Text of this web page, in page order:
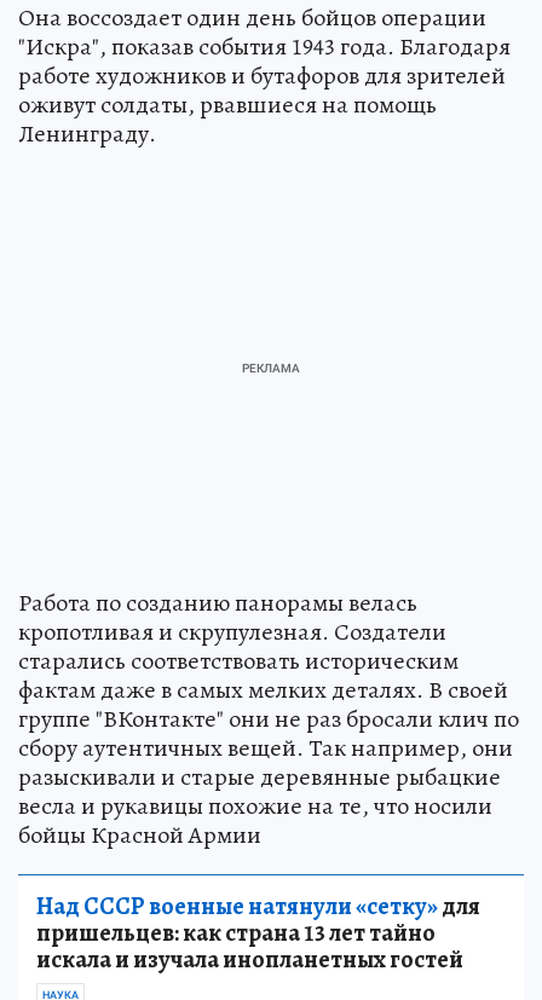
Она воссоздает один день бойцов операции
"Искра", показав события 1943 года. Благодаря
работе художников и бутафоров для зрителей
оживут солдаты, рвавшиеся на помощь
Ленинграду.
Работа по созданию панорамы велась
кропотливая и скрупулезная. Создатели
старались соответствовать историческим
фактам даже в самых мелких деталях. В своей
группе "ВКонтакте" они не раз бросали клич по
сбору аутентичных вещей. Так например, они
разыскивали и старые деревянные рыбацкие
весла и рукавицы похожие на те, что носили
бойцы Красной Армии
Над СССР военные натянули «сетку»для
пришельцев: как страна 13 лет тайно
искала и изучала инопланетных гостей
НАУКА